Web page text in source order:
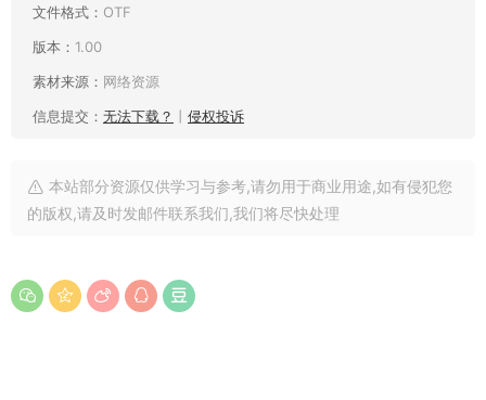
文件格式： OTF
版本： 1.00
素材来源： 网络资源
信息提交： 无法下载？ 侵权投诉
本站部分资源仅供学习与参考,请勿用于商业用途,如有侵犯您
的版权,请及时发邮件联系我们,我们将尽快处理